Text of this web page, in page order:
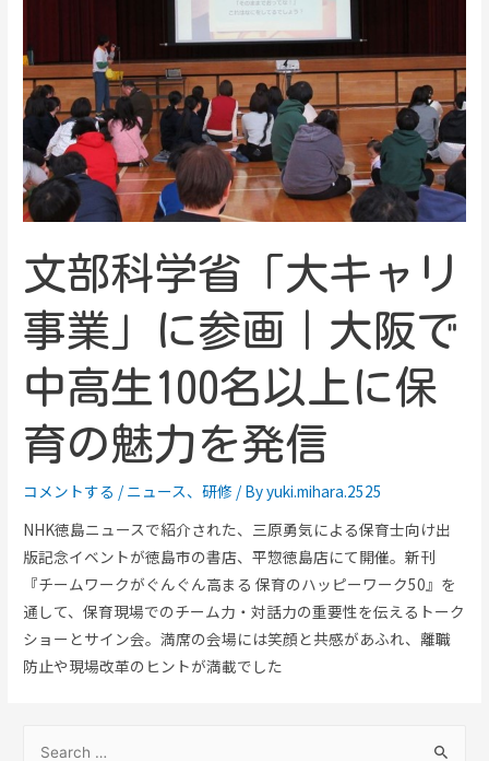
文部科学省「大キャリ
事業」に参画｜大阪で
中高生100名以上に保
育の魅力を発信
コメントする / ニュース、研修 / Byyuki.mihara.2525
NHK徳島ニュースで紹介された、三原勇気による保育士向け出
版記念イベントが徳島市の書店、平惣徳島店にて開催。新刊
『チームワークがぐんぐん高まる 保育のハッピーワーク50』を
通して、保育現場でのチーム力・対話力の重要性を伝えるトーク
ショーとサイン会。満席の会場には笑顔と共感があふれ、離職
防止や現場改革のヒントが満載でした